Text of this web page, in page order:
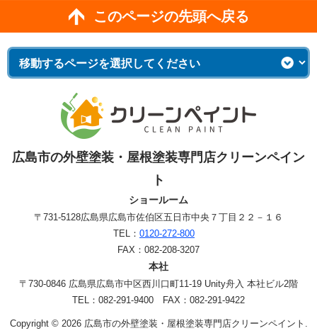
このページの先頭へ戻る
広島市の外壁塗装・屋根塗装専門店クリーンペイン
ト
ショールーム
〒731-5128広島県広島市佐伯区五日市中央７丁目２２－１６
TEL： 0120-272-800
FAX：082-208-3207
本社
〒730-0846 広島県広島市中区西川口町11-19 Unity舟入 本社ビル2階
TEL：082-291-9400 FAX：082-291-9422
Copyright © 2026 広島市の外壁塗装・屋根塗装専門店クリーンペイント.